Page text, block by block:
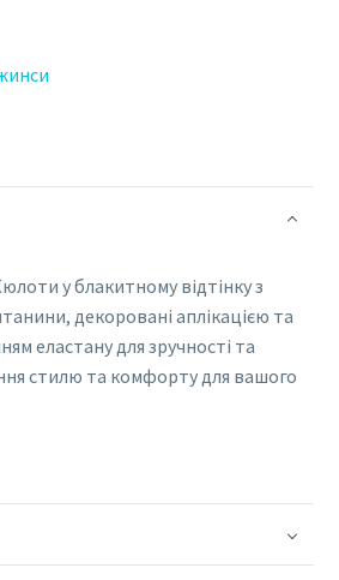
у блакитному відтінку з
декоровані аплікацією та
еластану для зручності та
стилю та комфорту для вашого